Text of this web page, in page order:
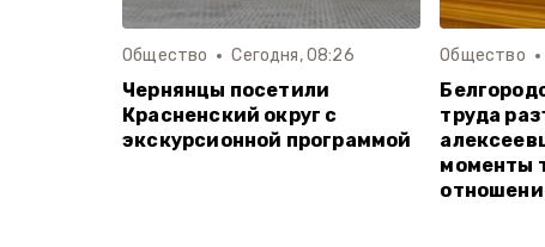
Общество Сегодня, 08:26
Чернянцы посетили
Красненский округ с
экскурсионной программой
Общество
труда
моменты